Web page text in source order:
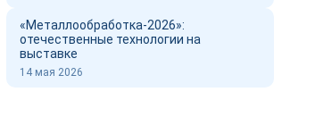
«Металлообработка-2026»:
отечественные технологии на
выставке
14 мая 2026